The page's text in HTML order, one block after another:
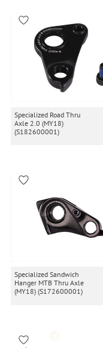
Specialized Road Thru
Axle 2.0 (MY18)
(S182600001)
Specialized Sandwich
Hanger MTB Thru Axle
(MY18) (S172600001)